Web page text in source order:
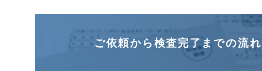
ご依頼から検査完了までの流れ